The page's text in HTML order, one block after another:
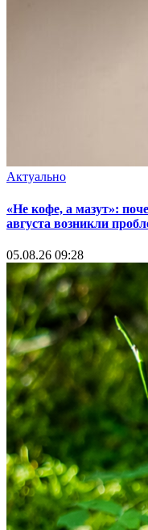
Актуально
«Не кофе, а мазут»:
августа возникли
05.08.26 09:28